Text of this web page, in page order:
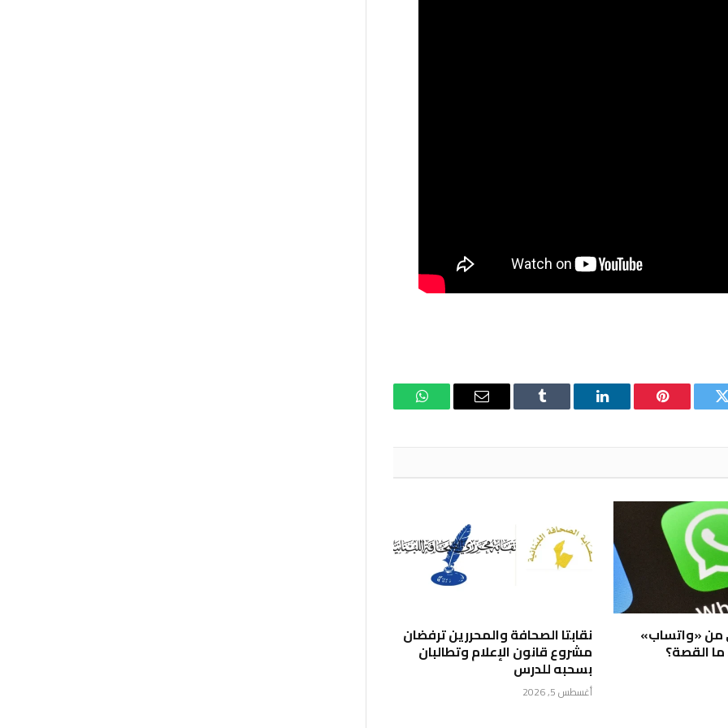
تويتر بينتيريستلينكدإن Tumblr
البريد
واتساب
من «واتساب»
القصة؟
نقابتا الصحافة والمحررين ترفضان
مشروع قانون الإعلام وتطالبان
بسحبه للدرس
أغسطس 5, 2026